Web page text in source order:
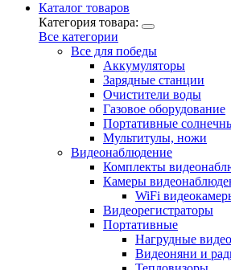
Каталог товаров
Категория товара:
Все категории
Все для победы
Аккумуляторы
Зарядные станции
Очистители воды
Газовое оборудование
Портативные
Мультитулы, ножи
Видеонаблюдение
Комплекты
Камеры
WiFi
Видеорегистраторы
Портативные
Нагрудные
Видеоняни и